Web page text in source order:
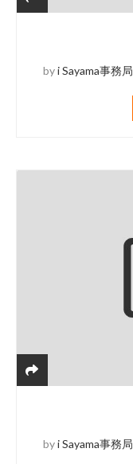
byi Sayama事務局
byi Sayama事務局